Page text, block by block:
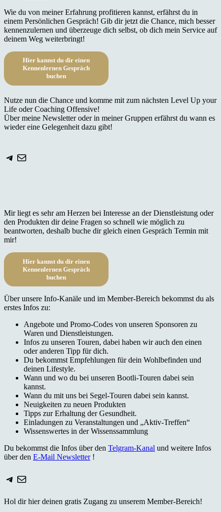
Wie du von meiner Erfahrung profitieren kannst, erfährst du in
einem Persönlichen Gespräch! Gib dir jetzt die Chance, mich besser
kennenzulernen und überzeuge dich selbst, ob dich mein Service auf
deinem Weg weiterbringt!
Hier kannst du dir einen
Kennenlernen Gespräch
buchen
Nutze nun die Chance und komme mit zum nächsten Level Up your
Life oder Coaching Offensive!
Über meine Newsletter oder in meiner Gruppen erfährst du wann es
wieder eine Gelegenheit dazu gibt!
Telegram
E-Mail
Mir liegt es sehr am Herzen bei Interesse an der Dienstleistung oder
den Produkten dir deine Fragen so schnell wie möglich zu
beantworten, deshalb buche dir gleich einen Gespräch Termin mit
mir!
Hier kannst du dir einen
Kennenlernen Gespräch
buchen
Über unsere Info-Kanäle und im Member-Bereich bekommst du als
erstes Infos zu:
Angebote und Promo-Codes von unseren Sponsoren zu
Waren und Dienstleistungen.
Infos zu unseren Touren, dabei haben wir auch den einen
oder anderen Tipp für dich.
Du bekommst Empfehlungen für dein Wohlbefinden und
deinen Lifestyle.
Wann und wo du bei unseren Bootli-Touren dabei sein
kannst.
Wann du mit uns bei Segel-Touren dabei sein kannst.
Neuigkeiten zu neuen Produkten
Tipps zur Erhaltung der Gesundheit.
Einladungen zu Veranstaltungen und „Aktiv-Treffen“
Wissenswertes in der Wissenssammlung
Du bekommst die Infos über den Telgram-Kanal und weitere Infos
über den E-Mail Newsletter!
Telegram
E-Mail
Hol dir hier deinen gratis Zugang zu unserem Member-Bereich!